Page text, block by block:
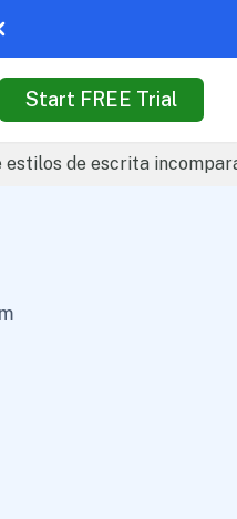
Start FREE Trial
estilos de escrita